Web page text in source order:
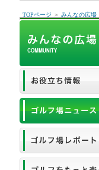
TOPページ ＞ みんなの広場